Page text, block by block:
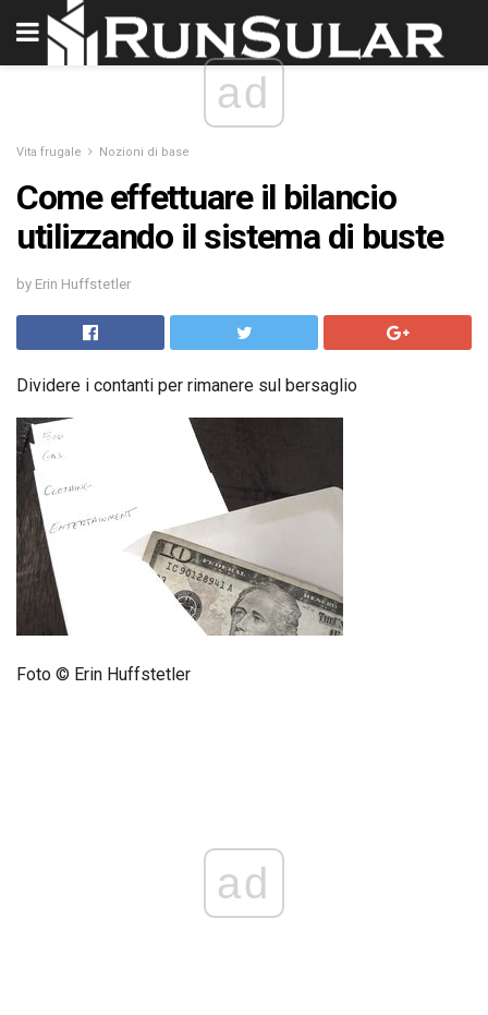
ad
Vita frugale Nozioni di base
Come effettuare il bilancio
utilizzando il sistema di buste
by Erin Huffstetler
Dividere i contanti per rimanere sul bersaglio
Foto © Erin Huffstetler
ad